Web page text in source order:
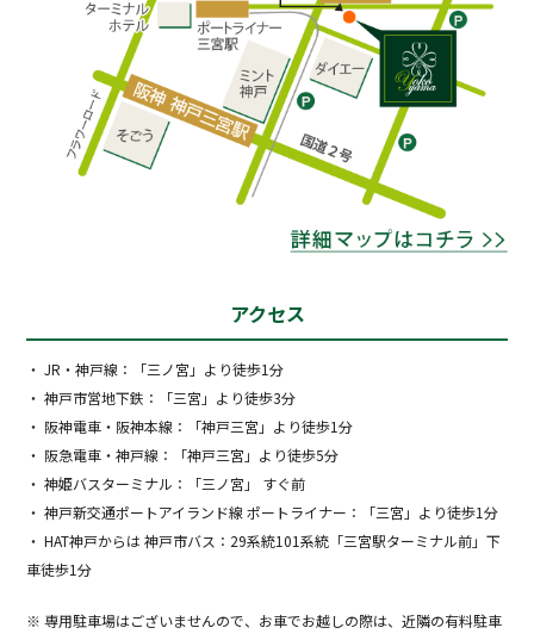
アクセス
・ JR・神戸線：「三ノ宮」より徒歩1分
・ 神戸市営地下鉄：「三宮」より徒歩3分
・ 阪神電車・阪神本線：「神戸三宮」より徒歩1分
・ 阪急電車・神戸線：「神戸三宮」より徒歩5分
・ 神姫バスターミナル：「三ノ宮」 すぐ前
・ 神戸新交通ポートアイランド線 ポートライナー：「三宮」より徒歩1分
・ HAT神戸からは 神戸市バス：29系統101系統「三宮駅ターミナル前」下
車徒歩1分
※ 専用駐車場はございませんので、お車でお越しの際は、近隣の有料駐車